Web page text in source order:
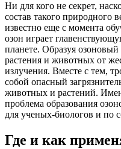
Ни для кого не секрет,
состав такого природного
известно еще с момента
озон играет
планете. Образуя
растения и животных от
излучения. Вместе с тем,
собой опасный
животных и растений.
проблема образования
для ученых-биологов и по
Где и как